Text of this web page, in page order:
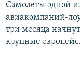
Все сайты
Самолеты одной
авиакомпаний-
три месяца
крупные